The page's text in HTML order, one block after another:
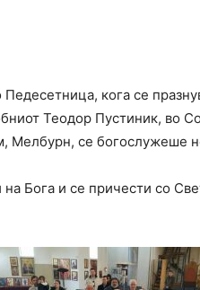
кога се
Теодор Пустиник, во
Мелбурн, се богослужеше
на Бога и се причести со